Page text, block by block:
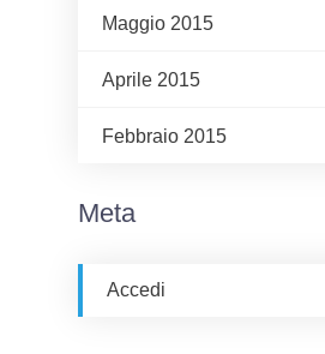
Maggio 2015
Aprile 2015
Febbraio 2015
Meta
Accedi